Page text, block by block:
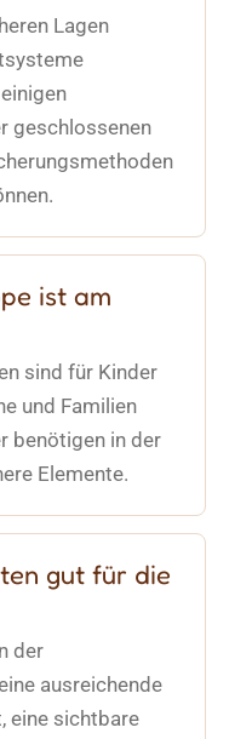
Lagen
geschlossenen
ist am
sind für Kinder
und Familien
benötigen in der
Elemente.
gut für die
der
ausreichende
eine sichtbare